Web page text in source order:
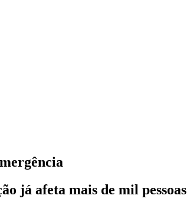
já afeta mais de mil pessoas